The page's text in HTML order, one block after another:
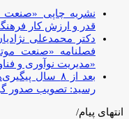
نشریه چاپی «صنعت
قدر و ارزش کار
دکتر محمدعلی
فصلنامه «صنعت
«مدیریت نوآوری و
بعد از ۸ سال
رسید: تصویب صدور
انتهای پیام/